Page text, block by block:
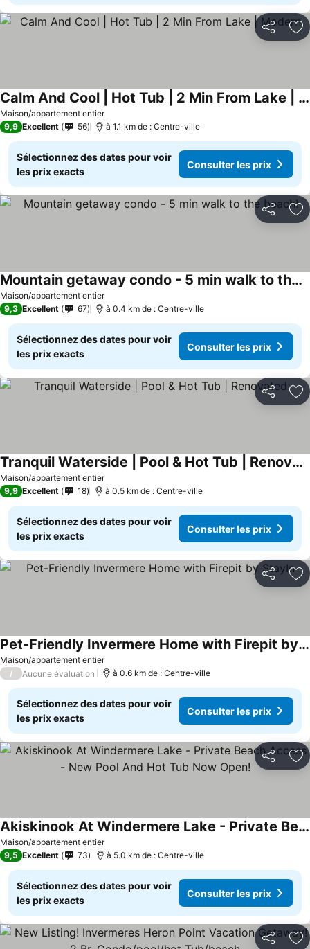
Partager
Maison/appartement entier
Calm And Cool | Hot Tub | 2 Min From Lake | Modern
Consulter les prix
9,9 Excellent 56 à 1.1 km de : Centre-ville
Sélectionnez des dates pour voir
les prix exacts
Consulter les prix
Partager
Maison/appartement entier
Mountain getaway condo - 5 min walk to the beach!
Consulter les prix
9,3 Excellent 67 à 0.4 km de : Centre-ville
Sélectionnez des dates pour voir
les prix exacts
Consulter les prix
Partager
Maison/appartement entier
Tranquil Waterside | Pool & Hot Tub | Renovated
Consulter les prix
9,9 Excellent 18 à 0.5 km de : Centre-ville
Sélectionnez des dates pour voir
les prix exacts
Consulter les prix
Partager
Maison/appartement entier
Pet-Friendly Invermere Home with Firepit by StayIn
Consulter les prix
/ Aucune évaluation à 0.6 km de : Centre-ville
Sélectionnez des dates pour voir
les prix exacts
Consulter les prix
Partager
Maison/appartement entier
Akiskinook At Windermere Lake - Private Beach Access - New Pool And Hot Tub Now Open!
Consulter les prix
9,5 Excellent 73 à 5.0 km de : Centre-ville
Sélectionnez des dates pour voir
les prix exacts
Consulter les prix
Partager